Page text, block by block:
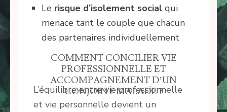
Le risque d’isolement social qui
menace tant le couple que chacun
des partenaires individuellement
COMMENT CONCILIER VIE
PROFESSIONNELLE ET
ACCOMPAGNEMENT D’UN
CONJOINT MALADE ?
L’équilibre entre vie professionnelle
et vie personnelle devient un